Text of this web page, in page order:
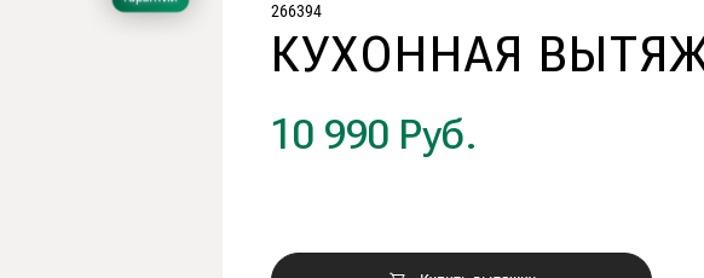
266394
КУХОННАЯ
10 990 Руб.